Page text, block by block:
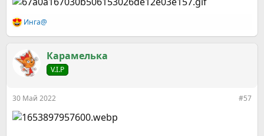
Р
е
ц
Инга@
Карамелькa
V.I.P
30 Май 2022 #57